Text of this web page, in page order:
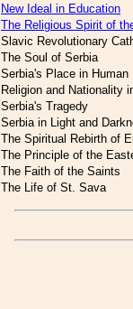
New Ideal in Education
The Religious Spirit of
Slavic Revolutionary
The Soul of Serbia
Serbia's Place in Human
Religion and Nationality
Serbia's Tragedy
Serbia in Light and
The Spiritual Rebirth of
The Principle of the
The Faith of the Saints
The Life of St. Sava